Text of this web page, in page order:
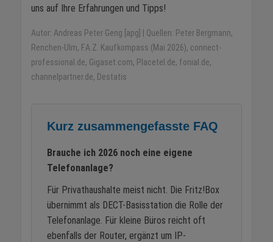
uns auf Ihre Erfahrungen und Tipps!
Autor: Andreas Peter Geng [apg] | Quellen: Peter Bergmann,
Renchen-Ulm, F.A.Z. Kaufkompass (Mai 2026), connect-
professional.de, Gigaset.com, Placetel.de, fonial.de,
channelpartner.de, Destatis
Kurz zusammengefasste FAQ
Brauche ich 2026 noch eine eigene
Telefonanlage?
Für Privathaushalte meist nicht. Die Fritz!Box
übernimmt als DECT-Basisstation die Rolle der
Telefonanlage. Für kleine Büros reicht oft
ebenfalls der Router, ergänzt um IP-